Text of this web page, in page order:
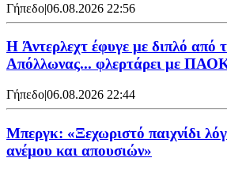
Γήπεδο|06.08.2026 22:56
H Άντερλεχτ έφυγε με διπλό από
Απόλλωνας... φλερτάρει με
Γήπεδο|06.08.2026 22:44
Μπεργκ: «Ξεχωριστό παιχνίδι
ανέμου και απουσιών»